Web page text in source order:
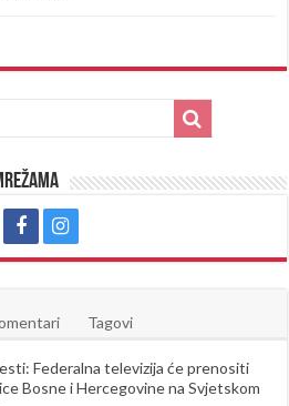
Tagovi
Federalna televizija će prenositi
Bosne i Hercegovine na Svjetskom